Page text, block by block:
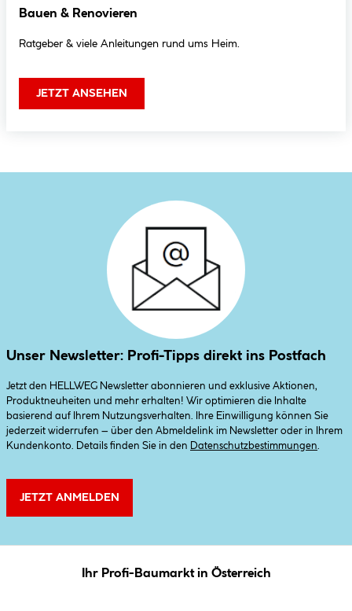
Bauen & Renovieren
Ratgeber & viele Anleitungen rund ums Heim.
JETZT ANSEHEN
Unser Newsletter: Profi-Tipps direkt ins Postfach
Jetzt den HELLWEG Newsletter abonnieren und exklusive Aktionen,
Produktneuheiten und mehr erhalten! Wir optimieren die Inhalte
basierend auf Ihrem Nutzungsverhalten. Ihre Einwilligung können Sie
jederzeit widerrufen – über den Abmeldelink im Newsletter oder in Ihrem
Kundenkonto. Details finden Sie in den Datenschutzbestimmungen.
JETZT ANMELDEN
Ihr Profi-Baumarkt in Österreich